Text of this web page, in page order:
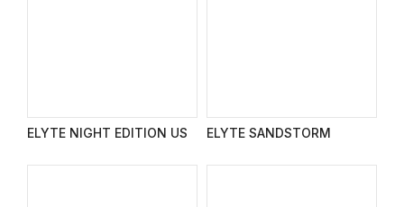
ELYTE NIGHT EDITION US ELYTE SANDSTORM